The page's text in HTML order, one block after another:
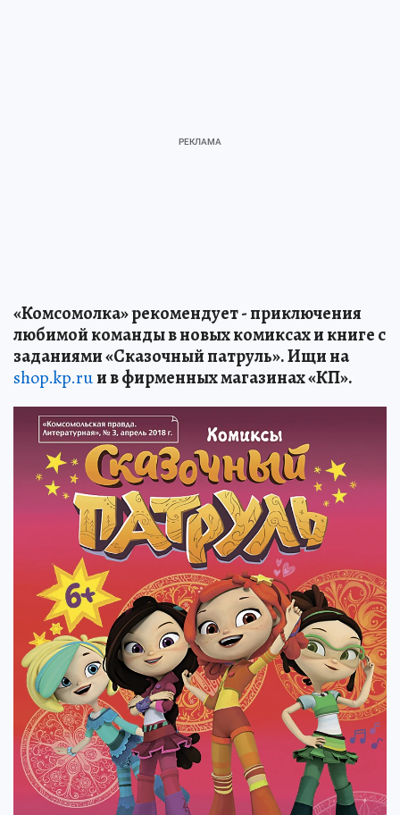
«Комсомолка» рекомендует - приключения
любимой команды в новых комиксах и книге с
заданиями «Сказочный патруль». Ищи на
shop.kp.ruи в фирменных магазинах «КП».